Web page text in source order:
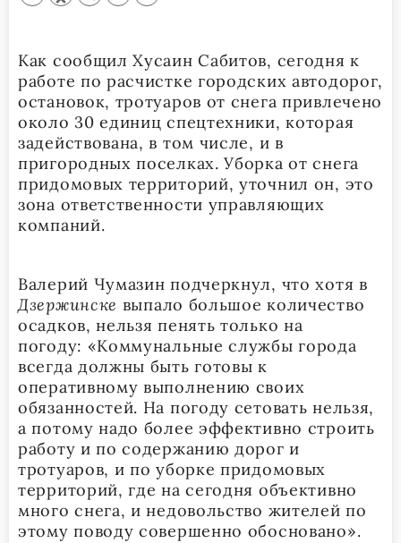
Как сообщил Хусаин Сабитов, сегодня к
работе по расчистке городских автодорог,
остановок, тротуаров от снега привлечено
около 30 единиц спецтехники, которая
задействована, в том числе, и в
пригородных поселках. Уборка от снега
придомовых территорий, уточнил он, это
зона ответственности управляющих
компаний.
Валерий Чумазин подчеркнул, что хотя в
Дзержинске выпало большое количество
осадков, нельзя пенять только на
погоду: «Коммунальные службы города
всегда должны быть готовы к
оперативному выполнению своих
обязанностей. На погоду сетовать нельзя,
а потому надо более эффективно строить
работу и по содержанию дорог и
тротуаров, и по уборке придомовых
территорий, где на сегодня объективно
много снега, и недовольство жителей по
этому поводу совершенно обосновано».